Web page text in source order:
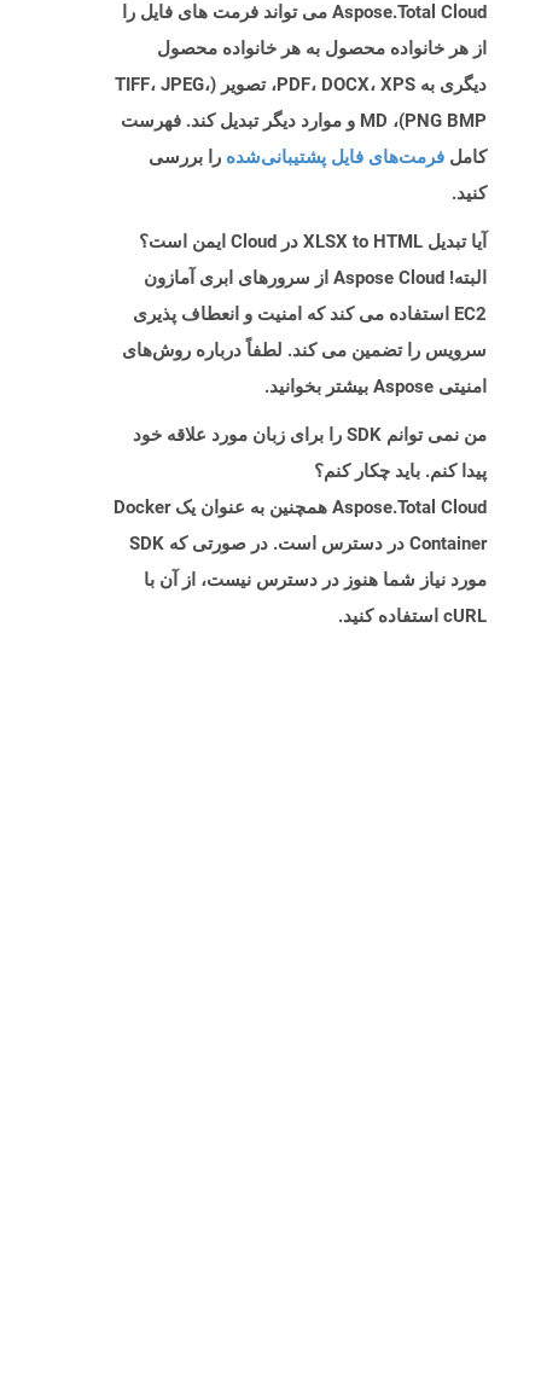
Aspose.Total Cloud می تواند فرمت های فایل را
از هر خانواده محصول به هر خانواده محصول
دیگری به PDF، DOCX، XPS، تصویر (TIFF، JPEG،
PNG BMP)، MD و موارد دیگر تبدیل کند. فهرست
کامل فرمت‌های فایل پشتیبانی‌شده را بررسی
کنید.
آیا تبدیل XLSX to HTML در Cloud ایمن است؟
البته! Aspose Cloud از سرورهای ابری آمازون
EC2 استفاده می کند که امنیت و انعطاف پذیری
سرویس را تضمین می کند. لطفاً درباره روش‌های
امنیتی Aspose بیشتر بخوانید.
من نمی توانم SDK را برای زبان مورد علاقه خود
پیدا کنم. باید چکار کنم؟
Aspose.Total Cloud همچنین به عنوان یک Docker
Container در دسترس است. در صورتی که SDK
مورد نیاز شما هنوز در دسترس نیست، از آن با
cURL استفاده کنید.